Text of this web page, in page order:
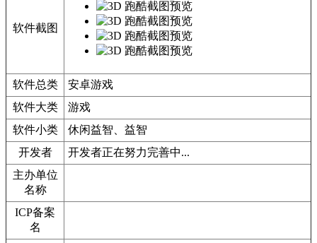
软件截图
软件总类
安卓游戏
软件大类
游戏
软件小类
休闲益智、益智
开发者
开发者正在努力完善中...
主办单位
名称
ICP备案
名